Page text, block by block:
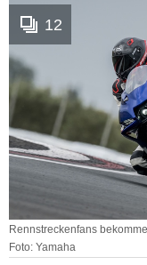
12
Rennstreckenfans
Foto: Yamaha